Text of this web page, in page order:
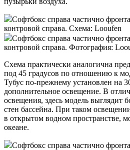
Софтбокс справа частично
контровой справа. Схема: Looufen
Софтбокс справа частично
контровой справа. Фотография:
Схема практически аналогична
под 45 градусов по отношению к
Тубус по-прежнему установлен на
дополнительное освещение. В
освещения, здесь модель выглядит
стен бассейна. При таком
в открытом водном пространстве,
океане.
Софтбокс справа частично